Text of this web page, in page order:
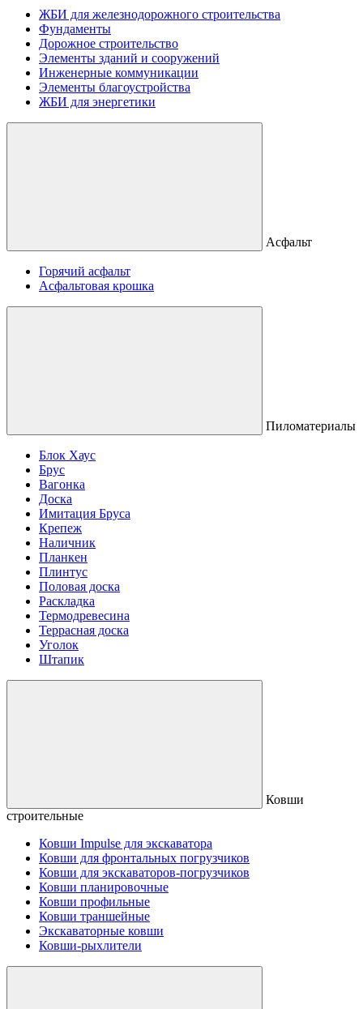
ЖБИ для железнодорожного строительства
Фундаменты
Дорожное строительство
Элементы зданий и сооружений
Инженерные коммуникации
Элементы благоустройства
ЖБИ для энергетики
Асфальт
Горячий асфальт
Асфальтовая крошка
Пиломатериалы
Блок Хаус
Брус
Вагонка
Доска
Имитация Бруса
Крепеж
Наличник
Планкен
Плинтус
Половая доска
Раскладка
Термодревесина
Террасная доска
Уголок
Штапик
Ковши
строительные
Ковши Impulse для экскаватора
Ковши для фронтальных погрузчиков
Ковши для экскаваторов-погрузчиков
Ковши планировочные
Ковши профильные
Ковши траншейные
Экскаваторные ковши
Ковши-рыхлители